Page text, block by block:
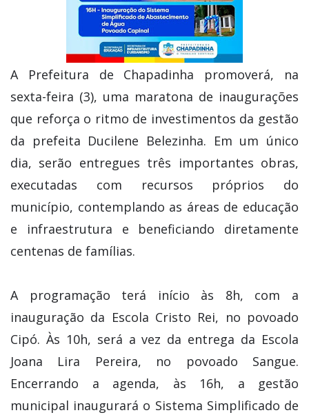
A Prefeitura de Chapadinha promoverá, na
sexta-feira (3), uma maratona de inaugurações
que reforça o ritmo de investimentos da gestão
da prefeita Ducilene Belezinha. Em um único
dia, serão entregues três importantes obras,
executadas com recursos próprios do
município, contemplando as áreas de educação
e infraestrutura e beneficiando diretamente
centenas de famílias.
A programação terá início às 8h, com a
inauguração da Escola Cristo Rei, no povoado
Cipó. Às 10h, será a vez da entrega da Escola
Joana Lira Pereira, no povoado Sangue.
Encerrando a agenda, às 16h, a gestão
municipal inaugurará o Sistema Simplificado de